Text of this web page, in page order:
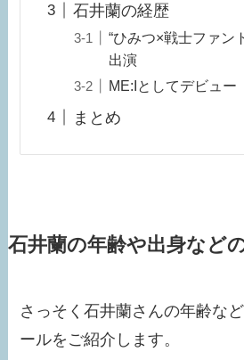
石井蘭の経歴
“ひみつ×戦士ファン
出演
ME:Iとしてデビュー
まとめ
石井蘭の年齢や出身など
さっそく石井蘭さんの年齢な
ールをご紹介します。